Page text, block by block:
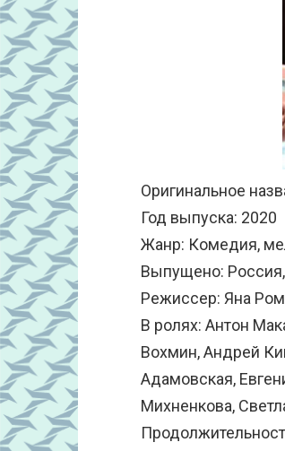
Оригинальное
Год выпуска: 2020
Жанр: Комедия,
Выпущено:
Режиссер: Яна
В ролях: Антон
Вохмин, Андрей
Адамовская,
Михненкова,